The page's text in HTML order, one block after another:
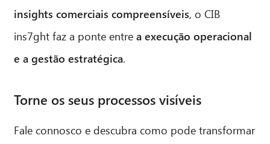
insights comerciais compreensíveis, o CIB
ins7ght faz a ponte entrea execução operacional
e a gestão estratégica.
Torne os seus processos visíveis
Fale connosco e descubra como pode transformar